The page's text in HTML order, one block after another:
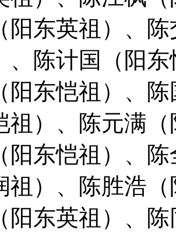
阳东英祖）、
、陈计国（阳
阳东恺祖）、
祖）、陈元满
阳东恺祖）、
祖）、陈胜浩
阳东英祖）、